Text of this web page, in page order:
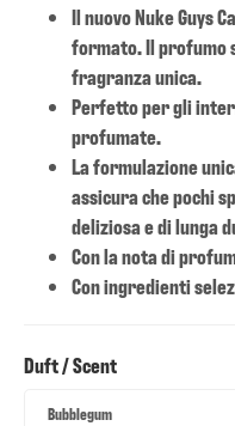
Il nuovo Nuke Guys
formato. Il profumo
fragranza unica.
Perfetto per gli
profumate.
La formulazione
assicura che pochi
deliziosa e di lunga
Con la nota di
Con ingredienti
Duft / Scent
Bubblegum